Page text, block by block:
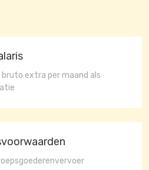
extra per maand als